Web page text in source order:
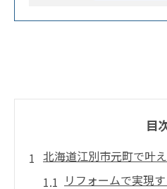
目
北海道江別市元町で叶
リフォームで実現